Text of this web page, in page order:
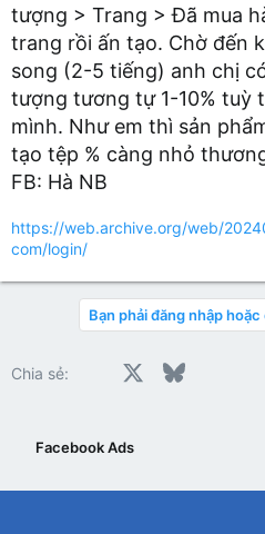
tượng > Trang > Đã mua
trang rồi ấn tạo. Chờ đến
song (2-5 tiếng) anh chị
tượng tương tự 1-10% tuỳ
mình. Như em thì sản
tạo tệp % càng nhỏ
FB: Hà NB
https://web.archive.org/web/
com/login/
Bạn phải đăng nhập
Chia sẻ: Facebook Bluesky
Facebook Ads